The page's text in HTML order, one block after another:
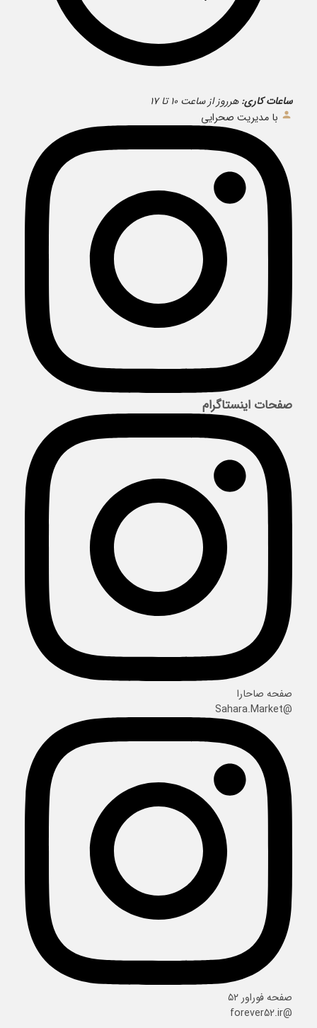
ساعات کاری: هرروز از ساعت ۱۰ تا ۱۷
با مدیریت صحرایی
صفحات اینستاگرام
صفحه صاحارا
@Sahara.Market
صفحه فوراور ۵۲
@forever52.ir